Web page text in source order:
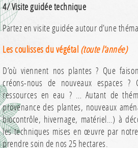
4/ Visite guidée technique
Partez en visite guidée autour d’une
Les coulisses du végétal (toute l’année)
D’où viennent nos plantes ? Que
créons-nous de nouveaux espaces ?
ressources en eau ? … Autant de
provenance des plantes, nouveaux
biocontrôle, hivernage, matériel…) à
les techniques mises en œuvre par
prendre soin de nos 25 hectares.